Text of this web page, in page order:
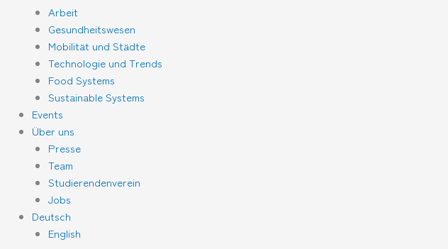
Arbeit
Gesundheitswesen
Mobilität und Städte
Technologie und Trends
Food Systems
Sustainable Systems
Events
Über uns
Presse
Team
Studierendenverein
Jobs
Deutsch
English